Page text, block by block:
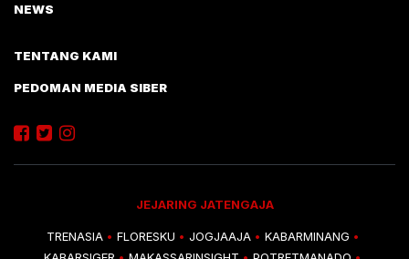
NEWS
TENTANG KAMI
PEDOMAN MEDIA SIBER
JEJARING JATENGAJA
TRENASIA • FLORESKU • JOGJAAJA • KABARMINANG •